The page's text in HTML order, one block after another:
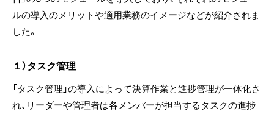
ルの導入のメリットや適用業務のイメージなどが紹介されま
した。
１）タスク管理
「タスク管理」の導入によって決算作業と進捗管理が一体化さ
れ、リーダーや管理者は各メンバーが担当するタスクの進捗